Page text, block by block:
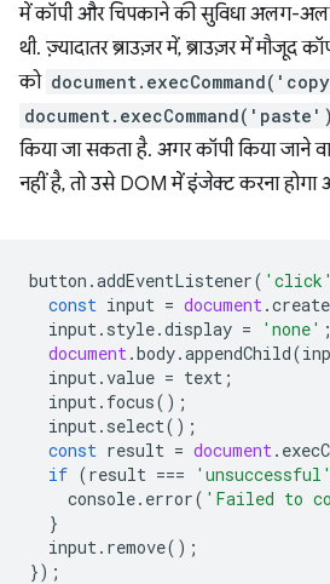
में कॉपी और चिपकाने की सुविधा अलग-
थी. ज़्यादातर ब्राउज़र में, ब्राउज़र में मौजूद
को
document.execCommand('paste')
किया जा सकता है. अगर कॉपी किया जाने
नहीं है, तो उसे DOM में इंजेक्ट करना होगा
button .addEventListener( 'click'
const input = document .
input . style.display = 'none' ;
document .body.appendChild(
input .value = text ;
input . focus();
input . select();
const result = document .
if (result === 'unsuccessful'
console. error( 'Failed to
}
input . remove();
});